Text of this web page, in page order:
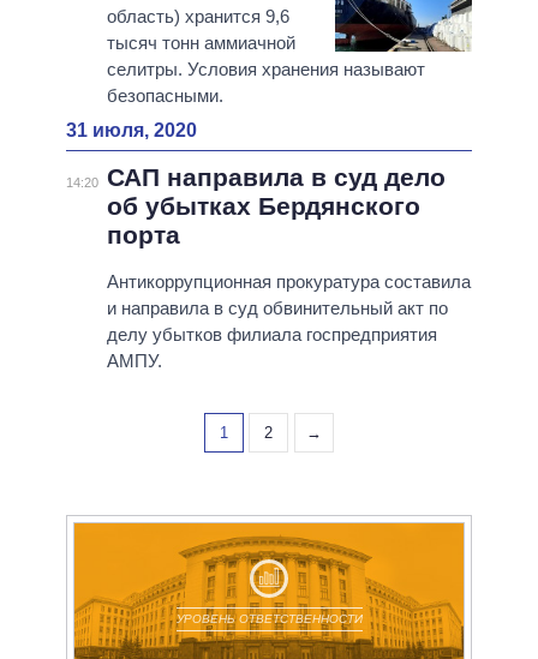
область) хранится 9,6
тысяч тонн аммиачной
селитры. Условия хранения называют
безопасными.
31 июля, 2020
14:20 САП направила в суд дело
об убытках Бердянского
порта
Антикоррупционная прокуратура составила
и направила в суд обвинительный акт по
делу убытков филиала госпредприятия
АМПУ.
1 2 →
УРОВЕНЬ ОТВЕТСТВЕННОСТИ